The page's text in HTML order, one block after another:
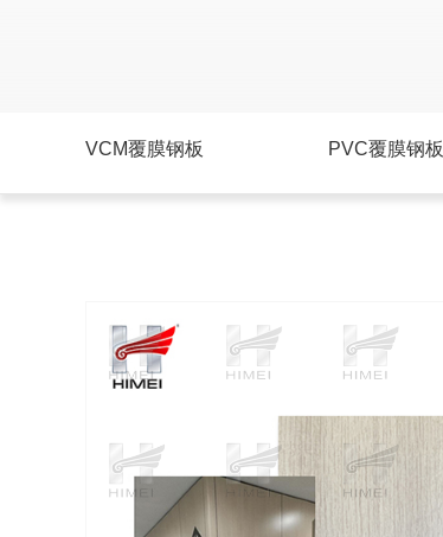
VCM覆膜钢板 PVC覆膜钢板